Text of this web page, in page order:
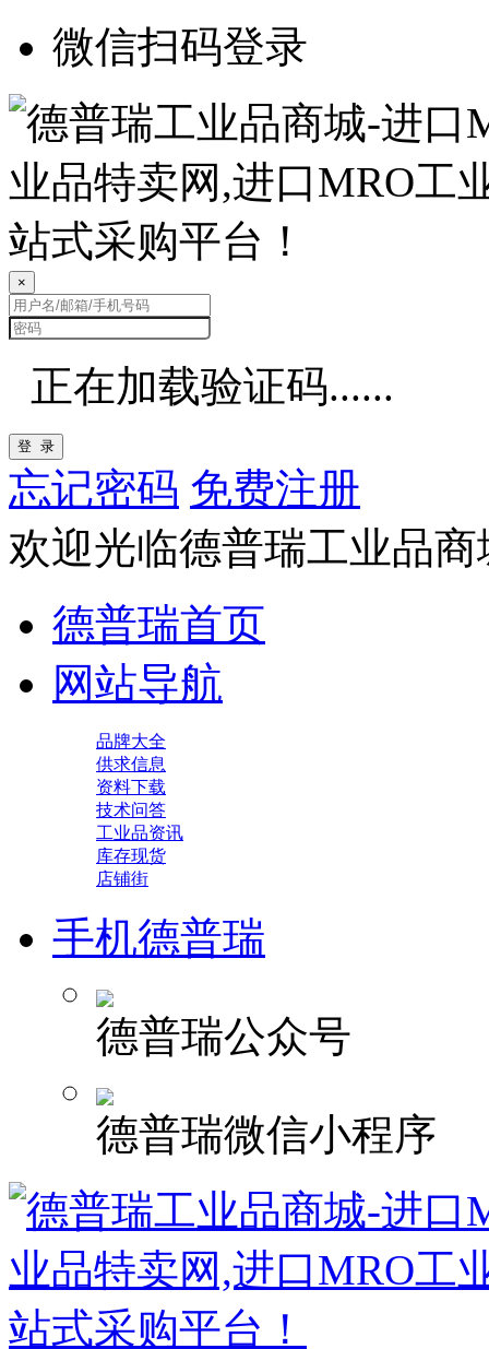
微信扫码登录
×
正在加载验证码......
登 录
忘记密码 免费注册
欢迎光临德普瑞工业品商
德普瑞首页
网站导航
品牌大全
供求信息
资料下载
技术问答
工业品资讯
库存现货
店铺街
手机德普瑞
德普瑞公众号
德普瑞微信小程序